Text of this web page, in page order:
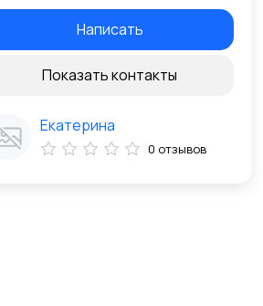
Написать
Показать контакты
Екатерина
0 отзывов